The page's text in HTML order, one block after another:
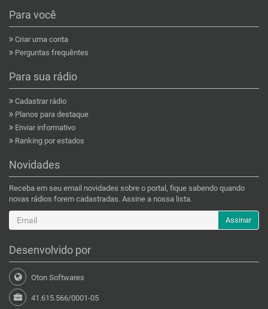
Para você
Criar uma conta
Perguntas frequêntes
Para sua rádio
Cadastrar rádio
Planos para destaque
Enviar informativo
Ranking por estados
Novidades
Receba em seu email novidades sobre o portal, fique sabendo quando
novas rádios forem cadastradas. Assine a nossa lista.
Assinar
Desenvolvido por
Oton Softwares
41.615.566/0001-05